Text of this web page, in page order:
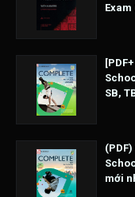
Exam
SB,
(PDF)
mới